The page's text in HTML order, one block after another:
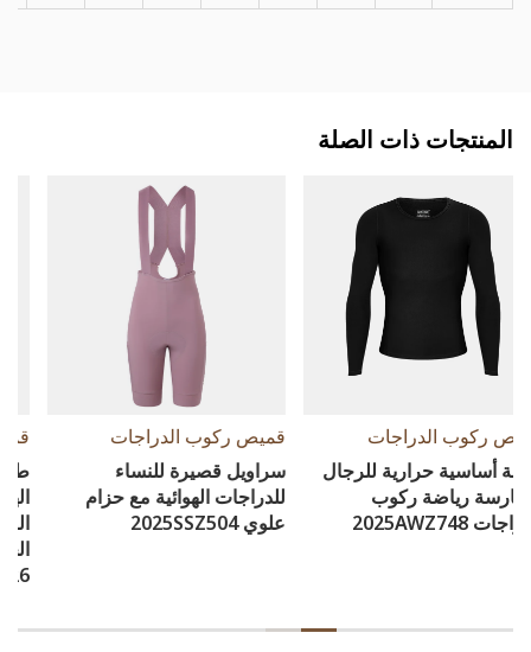
المنتجات ذات الصلة
قميص ركوب الدراجات
سراويل قصيرة للنساء
للدراجات الهوائية مع حزام
علوي 2025SSZ504
قميص ركوب الدراجات
طبقة أساسية رياضية للدراجات
الهوائية للرجال مصنوعة من
الصوف وأكمام طويلة لموسم
الخريف/الشتاء ٢٠٢٤، الموديل